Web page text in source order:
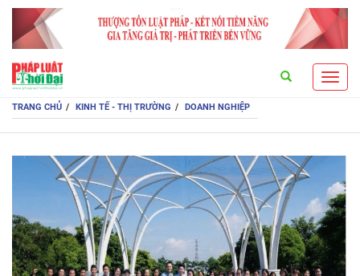
TRANG CHỦ KINH TẾ - THỊ TRƯỜNG DOANH NGHIỆP